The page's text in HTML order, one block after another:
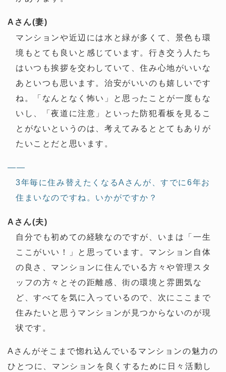
Aさん(妻)
マンションや近辺には水と緑が多くて、景色も環
境もとても良いと感じています。行き交う人たち
はいつも挨拶を交わしていて、住み心地がいいな
あといつも思います。治安がいいのも嬉しいです
ね。「なんとなく怖い」と思ったことが一度もな
いし、「夜道に注意」といった防犯看板を見るこ
とがないというのは、考えてみるととてもありが
たいことだと思います。
——
3年毎に住み替えたくなるAさんが、すでに6年お
住まいなのですね。いかがですか？
Aさん(夫)
自分でも初めての経験なのですが、いまは「一生
ここがいい！」と思っています。マンション自体
の良さ、マンションに住んでいる方々や管理スタ
ッフの方々とその距離感、街の環境と雰囲気な
ど、すべてを気に入っているので、次にここまで
住みたいと思うマンションが見つからないのが現
状です。
Aさんがそこまで惚れ込んでいるマンションの魅力の
ひとつに、マンションを良くするために日々活動し